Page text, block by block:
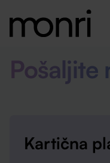
Pošaljite
Kartična